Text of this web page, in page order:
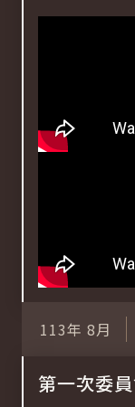
113年 8月
第一次委